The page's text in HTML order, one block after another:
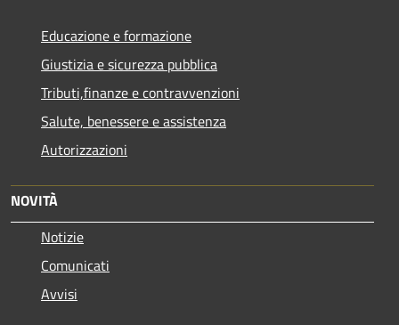
Educazione e formazione
Giustizia e sicurezza pubblica
Tributi,finanze e contravvenzioni
Salute, benessere e assistenza
Autorizzazioni
NOVITÀ
Notizie
Comunicati
Avvisi